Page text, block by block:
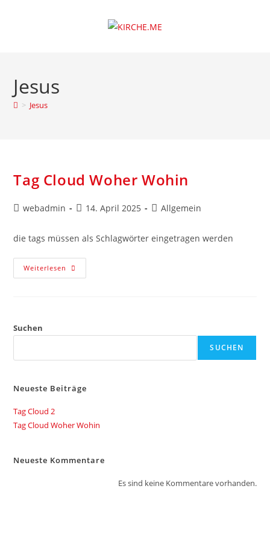
Jesus
> Jesus
Tag Cloud Woher Wohin
Beitrags-
webadmin
Beitrag
14. April 2025
Beitrags-
Allgemein
die tags müssen als Schlagwörter eingetragen werden
Weiterlesen Tag
Cloud
Suchen
SUCHEN
Neueste Beiträge
Tag Cloud 2
Tag Cloud Woher Wohin
Neueste Kommentare
Es sind keine Kommentare vorhanden.